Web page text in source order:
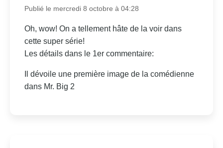
Publié le mercredi 8 octobre à 04:28
Oh, wow! On a tellement hâte de la voir dans
cette super série!
Les détails dans le 1er commentaire:
Il dévoile une première image de la comédienne
dans Mr. Big 2